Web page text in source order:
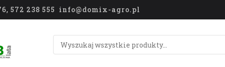
572 238 555 info@domix-agro.pl